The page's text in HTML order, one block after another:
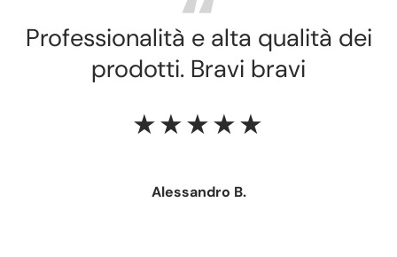
Professionalità e alta qualità dei
prodotti. Bravi bravi
★★★★★
Alessandro B.